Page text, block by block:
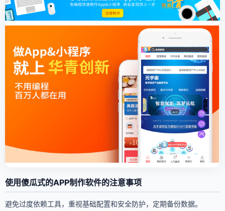
使用傻瓜式的APP制作软件的注意事项
避免过度依赖工具，重视基础配置和安全防护，定期备份数据。